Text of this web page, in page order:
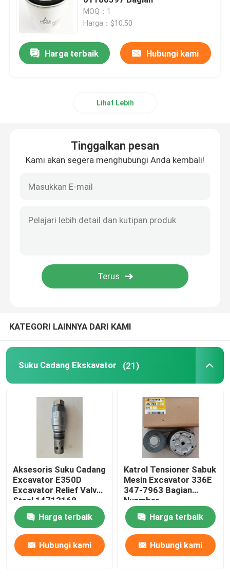
Suku Cadang KUCING
Suku cadang mesin
Suku Cadang Mesin Cummins
suku cadang kompresor udara
Pompa Injeksi Bahan Bakar Diesel
Turbocharger ekskavator
Pompa hidrolik ekskavator
KIT SEAL Ekskavator
Suku Cadang Genset Diesel
Suku Cadang Forklift
MOQ：1
Harga：$10.50
Harga terbaik Hubungi kami
Lihat Lebih
Tinggalkan pesan
Kami akan segera menghubungi Anda kembali!
KATEGORI LAINNYA DARI KAMI
Suku Cadang Ekskavator (21)
Aksesoris Suku Cadang
Excavator E350D
Excavator Relief Valve
Steel 14713168
Harga terbaik
Hubungi kami
Katrol Tensioner Sabuk
Mesin Excavator 336E
347-7963 Bagian
Nunmber
Harga terbaik
Hubungi kami